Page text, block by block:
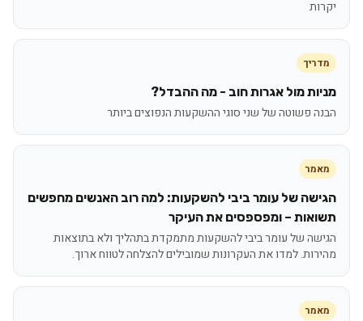
יקרות
מדריך
מניות מול אגרות חוב - מה ההבדל?
הבנה פשוטה של שני סוגי ההשקעות הנפוצים ביותר
מאמר
הגישה של עומר ביבי להשקעות: למה רוב האנשים מחפשים
תשואות – ומפספסים את העיקר
הגישה של עומר ביבי להשקעות מתמקדת בתהליך ולא בתוצאות
מהירות. למדו את העקרונות שמובילים להצלחה לטווח ארוך.
מאמר